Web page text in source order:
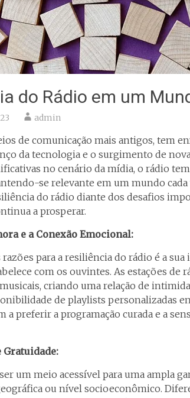
do Rádio em um
admin
de comunicação mais antigos, tem
da tecnologia e o surgimento de
no cenário da mídia, o rádio
se relevante em um mundo
do rádio diante dos desafios
a prosperar.
e a Conexão Emocional:
para a resiliência do rádio é a
com os ouvintes. As estações de
criando uma relação de
de playlists personalizadas
preferir a programação curada e a
Gratuidade:
um meio acessível para uma ampla
ou nível socioeconômico.